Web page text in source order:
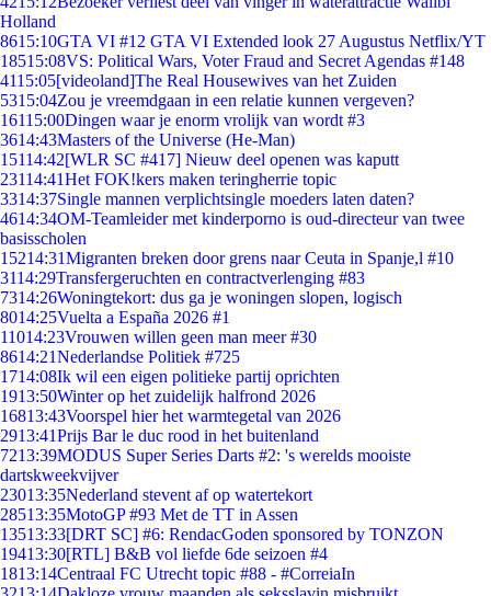
Holland
8615:10GTA VI #12 GTA VI Extended look 27 Augustus Netflix/YT
18515:08VS: Political Wars, Voter Fraud and Secret Agendas #148
4115:05[videoland]The Real Housewives van het Zuiden
5315:04Zou je vreemdgaan in een relatie kunnen vergeven?
16115:00Dingen waar je enorm vrolijk van wordt #3
3614:43Masters of the Universe (He-Man)
15114:42[WLR SC #417] Nieuw deel openen was kaputt
23114:41Het FOK!kers maken teringherrie topic
3314:37Single mannen verplichtsingle moeders laten daten?
4614:34OM-Teamleider met kinderporno is oud-directeur van twee
basisscholen
15214:31Migranten breken door grens naar Ceuta in Spanje,l #10
3114:29Transfergeruchten en contractverlenging #83
7314:26Woningtekort: dus ga je woningen slopen, logisch
8014:25Vuelta a España 2026 #1
11014:23Vrouwen willen geen man meer #30
8614:21Nederlandse Politiek #725
1714:08Ik wil een eigen politieke partij oprichten
1913:50Winter op het zuidelijk halfrond 2026
16813:43Voorspel hier het warmtegetal van 2026
2913:41Prijs Bar le duc rood in het buitenland
7213:39MODUS Super Series Darts #2: 's werelds mooiste
dartskweekvijver
23013:35Nederland stevent af op watertekort
28513:35MotoGP #93 Met de TT in Assen
13513:33[DRT SC] #6: RendacGoden sponsored by TONZON
19413:30[RTL] B&B vol liefde 6de seizoen #4
1813:14Centraal FC Utrecht topic #88 - #CorreiaIn